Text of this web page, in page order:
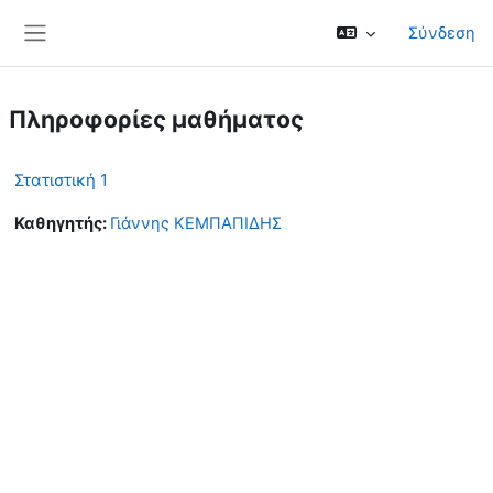
Σύνδεση
Πληροφορίες μαθήματος
Στατιστική 1
Καθηγητής: Γιάννης ΚΕΜΠΑΠΙΔΗΣ